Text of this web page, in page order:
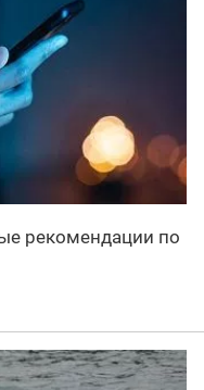
рекомендации по